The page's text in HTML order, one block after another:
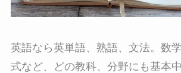
英語なら英単語、熟語、文法。数
式など、どの教科、分野にも基本